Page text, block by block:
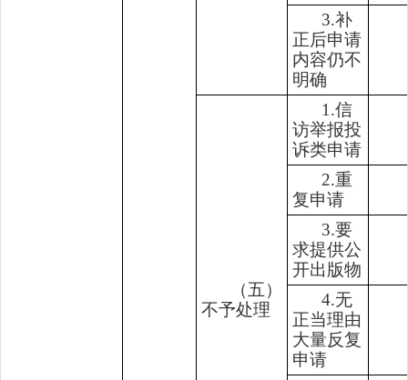
3.补
正后申请
内容仍不
明确
（五）
不予处理
1.信
访举报投
诉类申请
2.重
复申请
3.要
求提供公
开出版物
4.无
正当理由
大量反复
申请